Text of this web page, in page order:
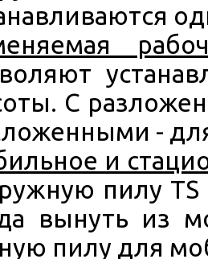
С
-
и
пилу
вынуть из
пилу для